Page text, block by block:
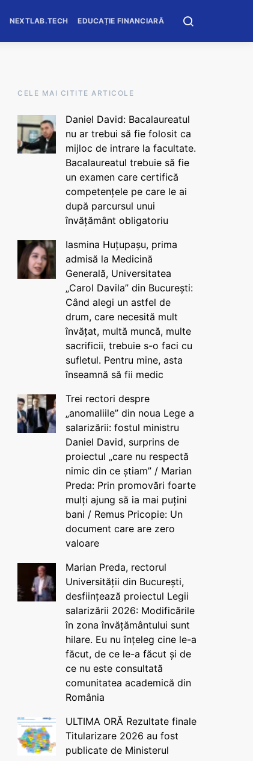
NEXTLAB.TECH EDUCAȚIE FINANCIARĂ
CELE MAI CITITE ARTICOLE
Daniel David: Bacalaureatul
nu ar trebui să fie folosit ca
mijloc de intrare la facultate.
Bacalaureatul trebuie să fie
un examen care certifică
competențele pe care le ai
după parcursul unui
învățământ obligatoriu
Iasmina Huțupașu, prima
admisă la Medicină
Generală, Universitatea
„Carol Davila” din București:
Când alegi un astfel de
drum, care necesită mult
învățat, multă muncă, multe
sacrificii, trebuie s-o faci cu
sufletul. Pentru mine, asta
înseamnă să fii medic
Trei rectori despre
„anomaliile” din noua Lege a
salarizării: fostul ministru
Daniel David, surprins de
proiectul „care nu respectă
nimic din ce știam” / Marian
Preda: Prin promovări foarte
mulți ajung să ia mai puțini
bani / Remus Pricopie: Un
document care are zero
valoare
Marian Preda, rectorul
Universității din București,
desființează proiectul Legii
salarizării 2026: Modificările
în zona învățământului sunt
hilare. Eu nu înțeleg cine le-a
făcut, de ce le-a făcut și de
ce nu este consultată
comunitatea academică din
România
ULTIMA ORĂ Rezultate finale
Titularizare 2026 au fost
publicate de Ministerul